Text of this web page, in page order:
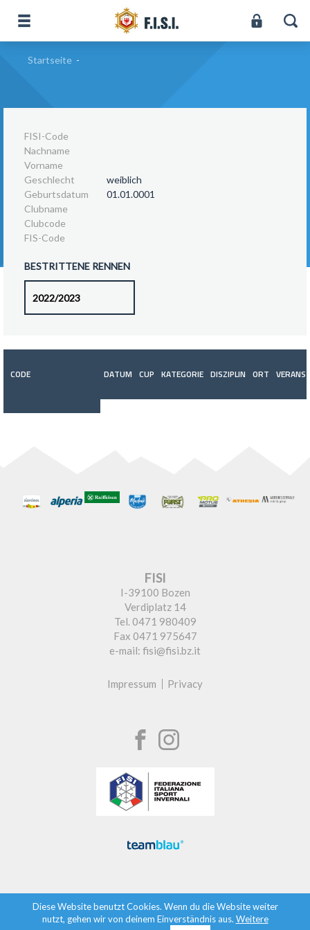
Startseite -
FISI-Code
Nachname
Vorname
Geschlecht
weiblich
Geburtsdatum
01.01.0001
Clubname
Clubcode
FIS-Code
BESTRITTENE RENNEN
CODE DATUM CUP KATEGORIE DISZIPLIN ORT
FISI
I-39100 Bozen
Verdiplatz 14
Tel. 0471 980409
Fax 0471 975647
e-mail: fisi@fisi.bz.it
Impressum Privacy
Diese Website benutzt Cookies. Wenn du die Website weiter
nutzt, gehen wir von deinem Einverständnis aus. Weitere